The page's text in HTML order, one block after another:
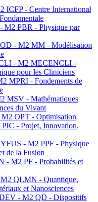
ICFP - Centre International
M2 PBR - Physique par
- M2 MM - Modélisation
- M2 MECENCLI -
pour les Cliniciens
MPRI - Fondements de
MSV - Mathématiques
du Vivant
OPT - Optimisation
- Projet, Innovation,
- M2 PPF - Physique
de la Fusion
- M2 PF - Probabilités et
QLMN - Quantique,
et Nanosciences
- M2 QD - Dispositifs